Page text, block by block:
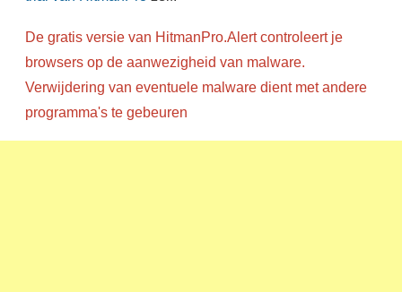
De gratis versie van HitmanPro.Alert controleert je
browsers op de aanwezigheid van malware.
Verwijdering van eventuele malware dient met andere
programma's te gebeuren